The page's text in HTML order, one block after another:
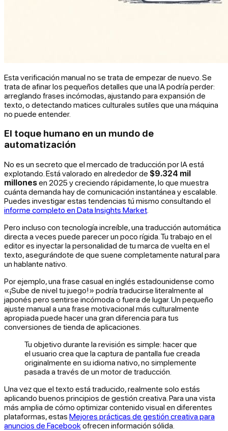
Esta verificación manual no se trata de empezar de nuevo. Se
trata de afinar los pequeños detalles que una IA podría perder:
arreglando frases incómodas, ajustando para expansión de
texto, o detectando matices culturales sutiles que una máquina
no puede entender.
El toque humano en un mundo de
automatización
No es un secreto que el mercado de traducción por IA está
explotando. Está valorado en alrededor de $9.324 mil
millonesen 2025 y creciendo rápidamente, lo que muestra
cuánta demanda hay de comunicación instantánea y escalable.
Puedes investigar estas tendencias tú mismo consultando el
informe completo en Data Insights Market
Pero incluso con tecnología increíble, una traducción automática
directa a veces puede parecer un poco rígida. Tu trabajo en el
editor es inyectar la personalidad de tu marca de vuelta en el
texto, asegurándote de que suene completamente natural para
un hablante nativo.
Por ejemplo, una frase casual en inglés estadounidense como
«¡Sube de nivel tu juego!» podría traducirse literalmente al
japonés pero sentirse incómoda o fuera de lugar. Un pequeño
ajuste manual a una frase motivacional más culturalmente
apropiada puede hacer una gran diferencia para tus
conversiones de tienda de aplicaciones.
Tu objetivo durante la revisión es simple: hacer que
el usuario crea que la captura de pantalla fue creada
originalmente en su idioma nativo, no simplemente
pasada a través de un motor de traducción.
Una vez que el texto está traducido, realmente solo estás
aplicando buenos principios de gestión creativa. Para una vista
más amplia de cómo optimizar contenido visual en diferentes
plataformas, estas Mejores prácticas de gestión creativa para
anuncios de Facebook ofrecen información sólida.